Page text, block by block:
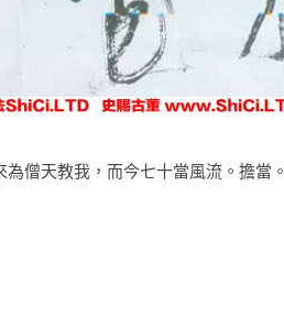
僧天教我，而今七十當風流。擔當。